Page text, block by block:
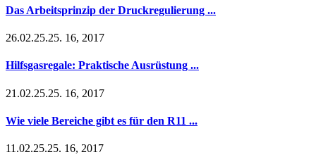
Das Arbeitsprinzip der Druckregulierung ...
26.02.25.25. 16, 2017
Hilfsgasregale: Praktische Ausrüstung ...
21.02.25.25. 16, 2017
Wie viele Bereiche gibt es für den R11 ...
11.02.25.25. 16, 2017